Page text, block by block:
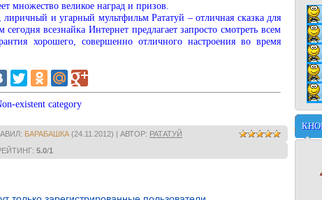
множество великое наград и призов.
и угарный мультфильм Рататуй – отличная сказка для
всезнайка Интернет предлагает запросто смотреть всем
хорошего, совершенно отличного настроения во время
existent category
: БАРАБАШКА (24.11.2012) | АВТОР: РАТАТУЙ
: 5.0/1